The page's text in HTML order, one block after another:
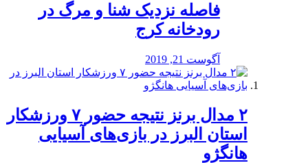
️فاصله نزدیک شنا و مرگ در
رودخانه کرج
آگوست 21, 2019
۲ مدال برنز نتیجه حضور ۷ ورزشکار
استان البرز در بازی‌های آسیایی
هانگژو